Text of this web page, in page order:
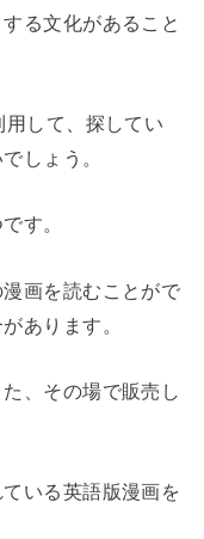
る文化があること
して、探してい
しょう。
す。
画を読むことがで
あります。
、その場で販売し
いる英語版漫画を